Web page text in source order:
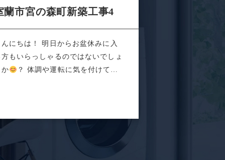
蘭市宮の森町新築工事4
んにちは！ 明日からお盆休みに入
方もいらっしゃるのではないでしょ
？ 体調や運転に気を付けて素